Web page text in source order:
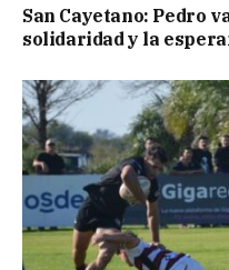
San Cayetano: Pedro
solidaridad y la